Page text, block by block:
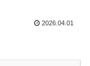
2026.04.01